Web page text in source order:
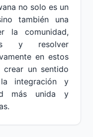
no solo es un
también una
la comunidad,
y resolver
en estos
crear un sentido
integración y
más unida y